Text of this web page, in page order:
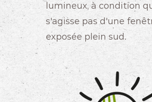
lumineux, à condition
s'agisse pas d'une
exposée plein sud.